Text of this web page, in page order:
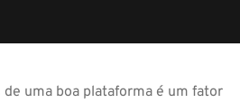
uma boa plataforma é um fator